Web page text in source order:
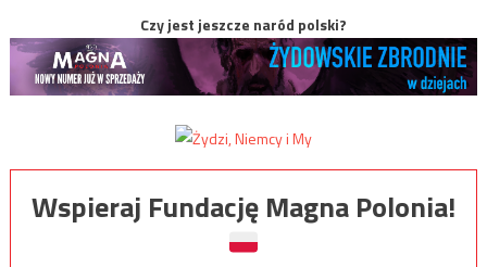
Czy jest jeszcze naród polski?
Wspieraj Fundację Magna Polonia!